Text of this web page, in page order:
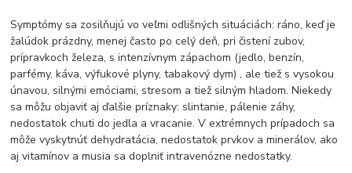
Symptómy sa zosilňujú vo veľmi odlišných situáciách: ráno, keď je
žalúdok prázdny, menej často po celý deň, pri čistení zubov,
prípravkoch železa, s intenzívnym zápachom (jedlo, benzín,
parfémy, káva, výfukové plyny, tabakový dym) , ale tiež s vysokou
únavou, silnými emóciami, stresom a tiež silným hladom. Niekedy
sa môžu objaviť aj ďalšie príznaky: slintanie, pálenie záhy,
nedostatok chuti do jedla a vracanie. V extrémnych prípadoch sa
môže vyskytnúť dehydratácia, nedostatok prvkov a minerálov, ako
aj vitamínov a musia sa doplniť intravenózne nedostatky.